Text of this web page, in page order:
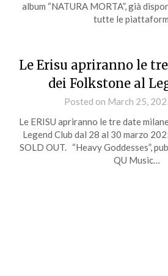
album “NATURA MORTA”, già
tutte le
Le Erisu apriranno le
dei Folkstone al
Posted on March 25,
Le ERISU apriranno le tre date
Legend Club dal 28 al 30 marzo
SOLD OUT. “Heavy Goddesses”,
QU Music…